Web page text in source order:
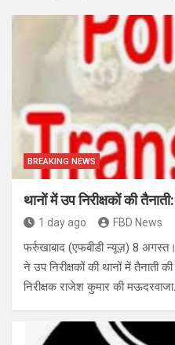
BREAKING NEWS
थानों में उप निरीक्षकों की
1 day ago FBD News
फर्रुखाबाद (एफबीडी न्यूज़) 8
ने उप निरीक्षकों की थानों में तैनाती
निरीक्षक राजेश कुमार की